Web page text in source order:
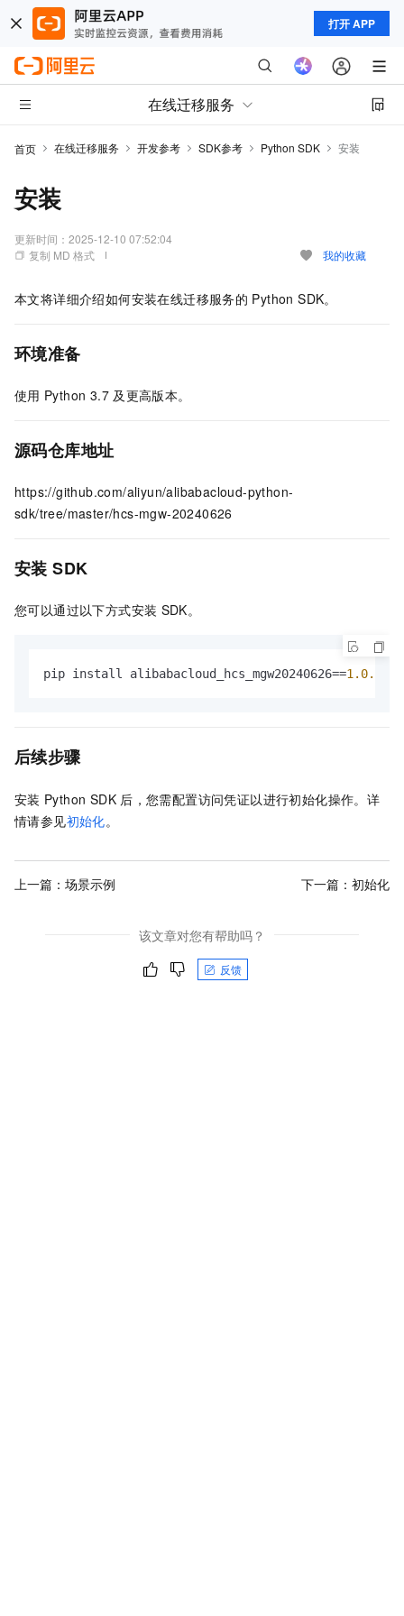
打开 APP
在线迁移服务
首页 在线迁移服务 开发参考 SDK参考 Python SDK 安装
安装
更新时间： 2025-12-10 07:52:04
复制 MD 格式
我的收藏
本文将详细介绍如何安装在线迁移服务的 Python SDK。
环境准备
使用 Python 3.7 及更高版本。
源码仓库地址
https://github.com/aliyun/alibabacloud-python-
sdk/tree/master/hcs-mgw-20240626
安装 SDK
您可以通过以下方式安装 SDK。
pip install alibabacloud_hcs_mgw20240626==1.0.3
后续步骤
安装 Python SDK 后，您需配置访问凭证以进行初始化操作。详
情请参见初始化。
上一篇： 场景示例 下一篇： 初始化
该文章对您有帮助吗？
反馈